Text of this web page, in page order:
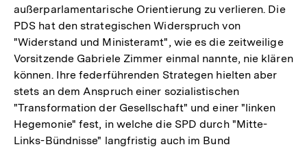
außerparlamentarische Orientierung zu verlieren. Die
PDS hat den strategischen Widerspruch von
"Widerstand und Ministeramt", wie es die zeitweilige
Vorsitzende Gabriele Zimmer einmal nannte, nie klären
können. Ihre federführenden Strategen hielten aber
stets an dem Anspruch einer sozialistischen
"Transformation der Gesellschaft" und einer "linken
Hegemonie" fest, in welche die SPD durch "Mitte-
Links-Bündnisse" langfristig auch im Bund